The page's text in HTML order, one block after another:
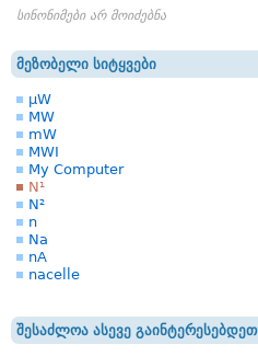
სინონიმები არ მოიძებნა
მეზობელი სიტყვები
µW
MW
mW
MWI
My Computer
N¹
N²
n
Na
nA
nacelle
შესაძლოა ასევე გაინტერესებდეთ